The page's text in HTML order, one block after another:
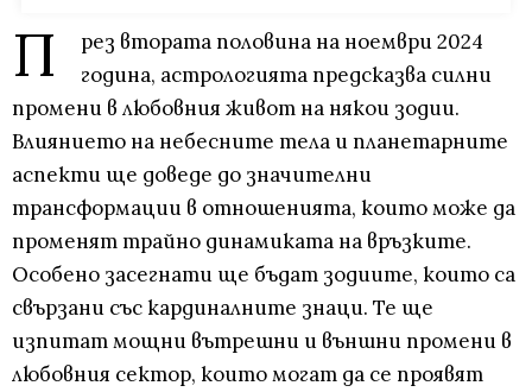
П
рез втората половина на ноември 2024
година, астрологията предсказва силни
промени в любовния живот на някои зодии.
Влиянието на небесните тела и планетарните
аспекти ще доведе до значителни
трансформации в отношенията, които може да
променят трайно динамиката на връзките.
Особено засегнати ще бъдат зодиите, които са
свързани със кардиналните знаци. Те ще
изпитат мощни вътрешни и външни промени в
любовния сектор, които могат да се проявят